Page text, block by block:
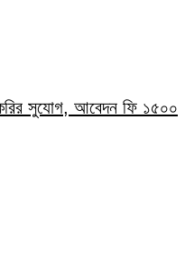
সুযোগ, আবেদন ফি ১৫০০